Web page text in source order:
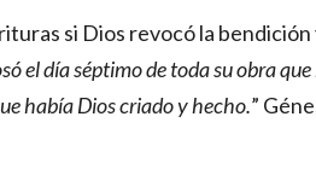
si Dios revocó la bendición
el día séptimo de toda su obra
había Dios criado y hecho.”